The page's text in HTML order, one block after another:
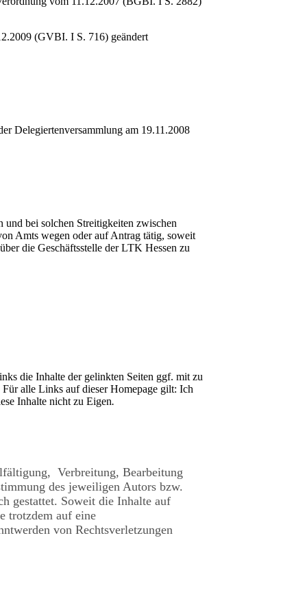
(GVBI. I S. 716) geändert
Delegiertenversammlung am 19.11.2008
und bei solchen Streitigkeiten zwischen
Amts wegen oder auf Antrag tätig, soweit
die Geschäftsstelle der LTK Hessen zu
die Inhalte der gelinkten Seiten ggf. mit zu
alle Links auf dieser Homepage gilt: Ich
Inhalte nicht zu Eigen.
Verbreitung, Bearbeitung
des jeweiligen Autors bzw.
gestattet. Soweit die Inhalte auf
trotzdem auf eine
von Rechtsverletzungen